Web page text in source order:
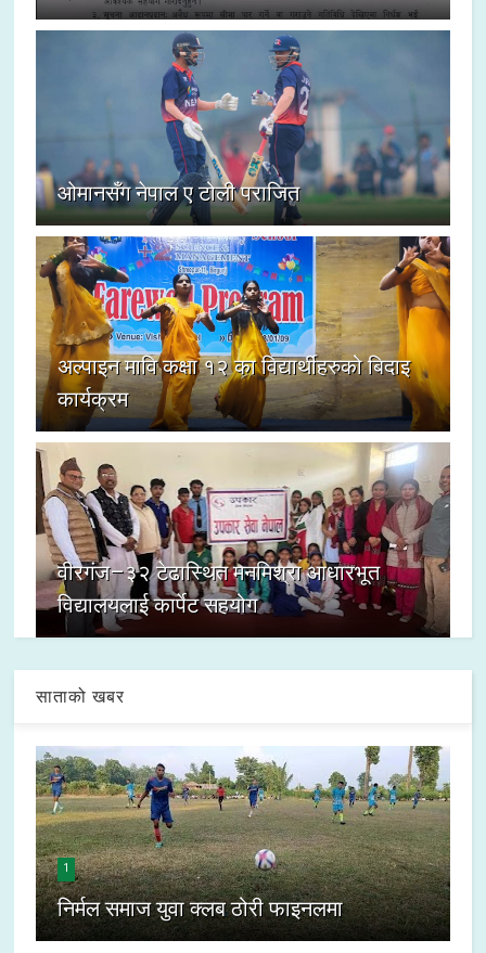
ओमानसँग नेपाल ए टोली पराजित
अल्पाइन मावि कक्षा १२ का विद्यार्थीहरुको बिदाइ
कार्यक्रम
वीरगंज–३२ टेढास्थित मनमिश्रा आधारभूत
विद्यालयलाई कार्पेट सहयोग
साताको खबर
1
निर्मल समाज युवा क्लब ठोरी फाइनलमा